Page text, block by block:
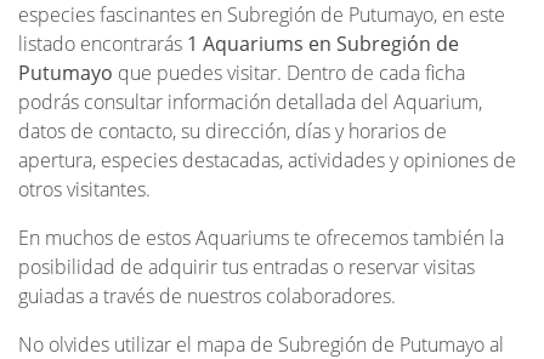
especies fascinantes en Subregión de Putumayo, en este
listado encontrarás 1 Aquariums en Subregión de
Putumayo que puedes visitar. Dentro de cada ficha
podrás consultar información detallada del Aquarium,
datos de contacto, su dirección, días y horarios de
apertura, especies destacadas, actividades y opiniones de
otros visitantes.
En muchos de estos Aquariums te ofrecemos también la
posibilidad de adquirir tus entradas o reservar visitas
guiadas a través de nuestros colaboradores.
No olvides utilizar el mapa de Subregión de Putumayo al